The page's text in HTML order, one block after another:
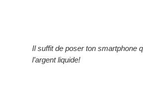
Il suffit de poser ton smartphone
l’argent liquide!